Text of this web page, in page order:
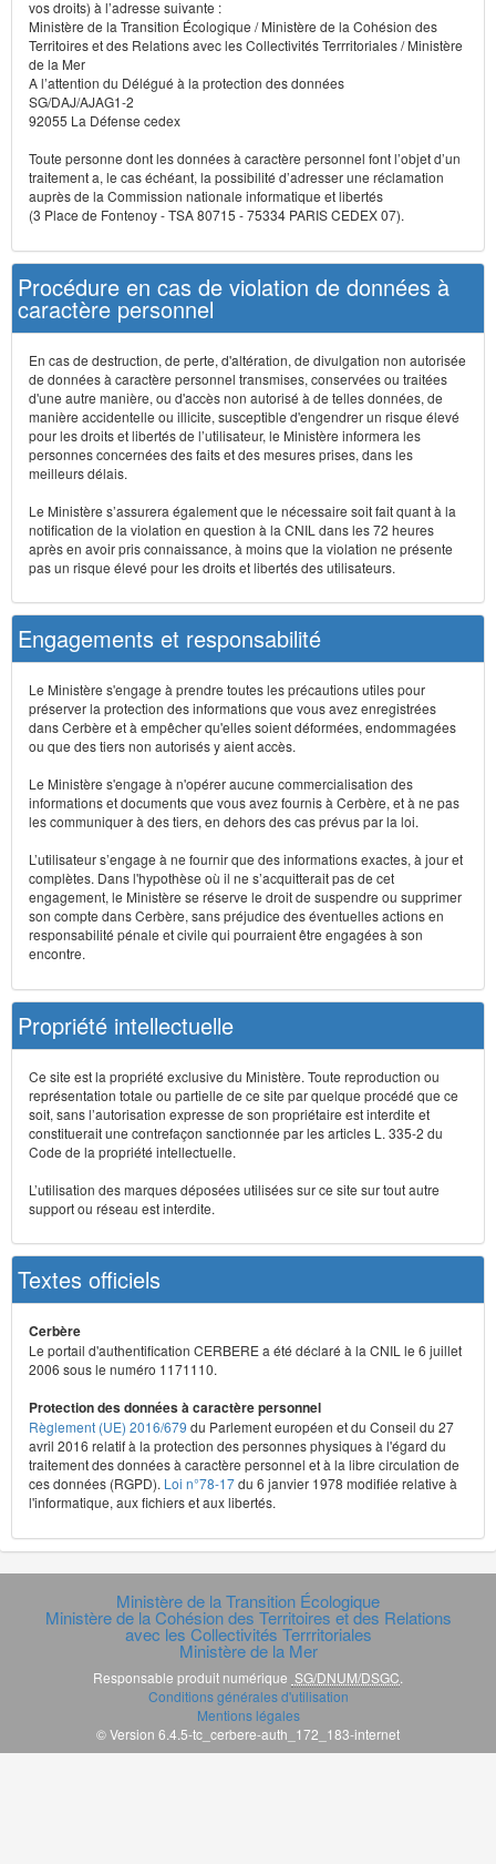
vos droits) à l’adresse suivante :
Ministère de la Transition Écologique / Ministère de la Cohésion des
Territoires et des Relations avec les Collectivités Terrritoriales / Ministère
de la Mer
A l’attention du Délégué à la protection des données
SG/DAJ/AJAG1-2
92055 La Défense cedex
Toute personne dont les données à caractère personnel font l’objet d’un
traitement a, le cas échéant, la possibilité d’adresser une réclamation
auprès de la Commission nationale informatique et libertés
(3 Place de Fontenoy - TSA 80715 - 75334 PARIS CEDEX 07).
Procédure en cas de violation de données à
caractère personnel
En cas de destruction, de perte, d'altération, de divulgation non autorisée
de données à caractère personnel transmises, conservées ou traitées
d'une autre manière, ou d'accès non autorisé à de telles données, de
manière accidentelle ou illicite, susceptible d'engendrer un risque élevé
pour les droits et libertés de l’utilisateur, le Ministère informera les
personnes concernées des faits et des mesures prises, dans les
meilleurs délais.
Le Ministère s’assurera également que le nécessaire soit fait quant à la
notification de la violation en question à la CNIL dans les 72 heures
après en avoir pris connaissance, à moins que la violation ne présente
pas un risque élevé pour les droits et libertés des utilisateurs.
Engagements et responsabilité
Le Ministère s'engage à prendre toutes les précautions utiles pour
préserver la protection des informations que vous avez enregistrées
dans Cerbère et à empêcher qu'elles soient déformées, endommagées
ou que des tiers non autorisés y aient accès.
Le Ministère s'engage à n'opérer aucune commercialisation des
informations et documents que vous avez fournis à Cerbère, et à ne pas
les communiquer à des tiers, en dehors des cas prévus par la loi.
L’utilisateur s’engage à ne fournir que des informations exactes, à jour et
complètes. Dans l'hypothèse où il ne s’acquitterait pas de cet
engagement, le Ministère se réserve le droit de suspendre ou supprimer
son compte dans Cerbère, sans préjudice des éventuelles actions en
responsabilité pénale et civile qui pourraient être engagées à son
encontre.
Propriété intellectuelle
Ce site est la propriété exclusive du Ministère. Toute reproduction ou
représentation totale ou partielle de ce site par quelque procédé que ce
soit, sans l’autorisation expresse de son propriétaire est interdite et
constituerait une contrefaçon sanctionnée par les articles L. 335-2 du
Code de la propriété intellectuelle.
L’utilisation des marques déposées utilisées sur ce site sur tout autre
support ou réseau est interdite.
Textes officiels
Cerbère
Le portail d'authentification CERBERE a été déclaré à la CNIL le 6 juillet
2006 sous le numéro 1171110.
Protection des données à caractère personnel
Règlement (UE) 2016/679 du Parlement européen et du Conseil du 27
avril 2016 relatif à la protection des personnes physiques à l'égard du
traitement des données à caractère personnel et à la libre circulation de
ces données (RGPD). Loi n°78-17du 6 janvier 1978 modifiée relative à
l'informatique, aux fichiers et aux libertés.
Ministère de la Transition Écologique
Ministère de la Cohésion des Territoires et des Relations
avec les Collectivités Terrritoriales
Ministère de la Mer
Responsable produit numérique SG/DNUM/DSGC
Conditions générales d'utilisation
Mentions légales
© Version 6.4.5-tc_cerbere-auth_172_183-internet